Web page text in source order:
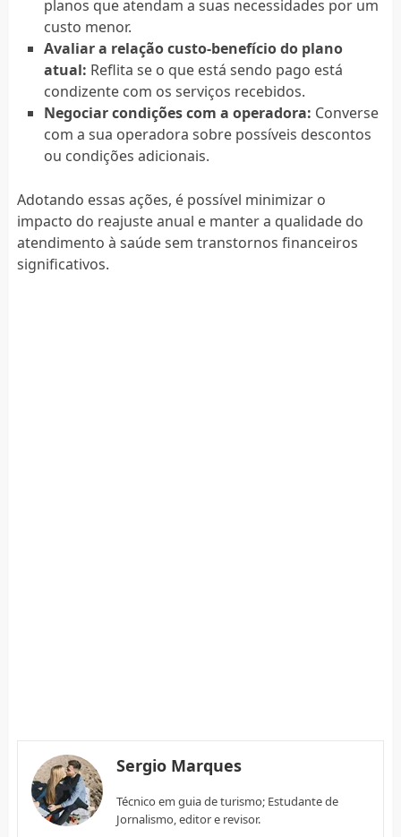
planos que atendam a suas necessidades por um
custo menor.
Avaliar a relação custo-benefício do plano
atual: Reflita se o que está sendo pago está
condizente com os serviços recebidos.
Negociar condições com a operadora: Converse
com a sua operadora sobre possíveis descontos
ou condições adicionais.
Adotando essas ações, é possível minimizar o
impacto do reajuste anual e manter a qualidade do
atendimento à saúde sem transtornos financeiros
significativos.
Sergio Marques
Técnico em guia de turismo; Estudante de
Jornalismo, editor e revisor.